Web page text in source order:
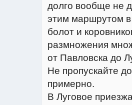
долго вообще не
этим маршрутом
болот и
размножения
от Павловска до
Не пропускайте
примерно.
В Луговое